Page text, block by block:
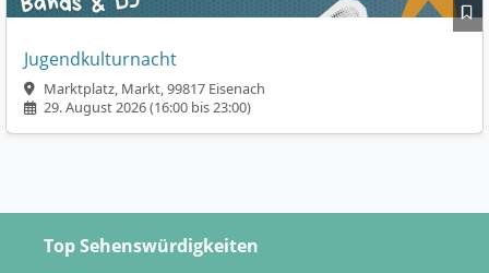
Jugendkulturnacht
Marktplatz, Markt, 99817 Eisenach
29. August 2026 (16:00 bis 23:00)
Top Sehenswürdigkeiten